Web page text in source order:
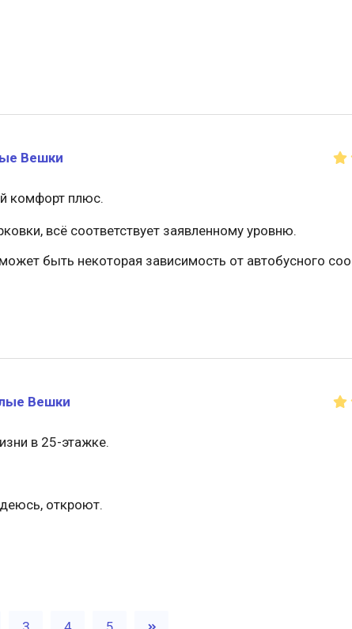
Вешки
комфорт плюс.
всё соответствует заявленному уровню.
быть некоторая зависимость от автобусного
Вешки
в 25-этажке.
откроют.